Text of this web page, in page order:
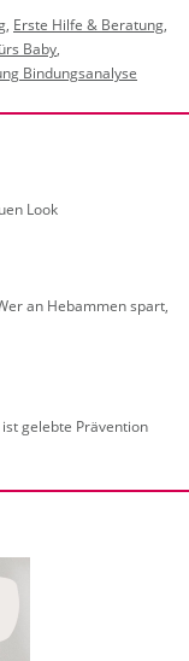
, Erste Hilfe & Beratung,
Baby,
Bindungsanalyse
Look
an Heb­am­men spart,
ge­leb­te Prä­ven­ti­on